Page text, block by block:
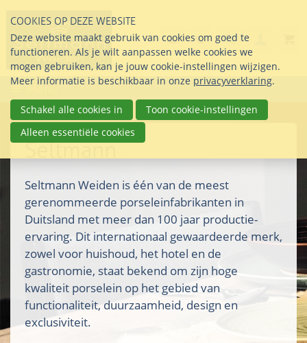
links
over
Direct
naar
inhoud
Direct
naar
het
info@seltmann-
Stel uw vraag
085 76 07 000
Search
Menu
Seltmann
Seltmann Weiden is één van de meest
gerenommeerde porseleinfabrikanten in
Duitsland met meer dan 100 jaar productie-
ervaring. Dit internationaal gewaardeerde merk,
zowel voor huishoud, het hotel en de
gastronomie, staat bekend om zijn hoge
kwaliteit porselein op het gebied van
functionaliteit, duurzaamheid, design en
exclusiviteit.
COOKIES OP DEZE WEBSITE
Deze website maakt gebruik van cookies om goed te
functioneren. Als je wilt aanpassen welke cookies we
mogen gebruiken, kan je jouw cookie-instellingen wijzigen.
Meer informatie is beschikbaar in onze privacyverklaring.
Schakel alle cookies in
Toon cookie-instellingen
Alleen essentiële cookies